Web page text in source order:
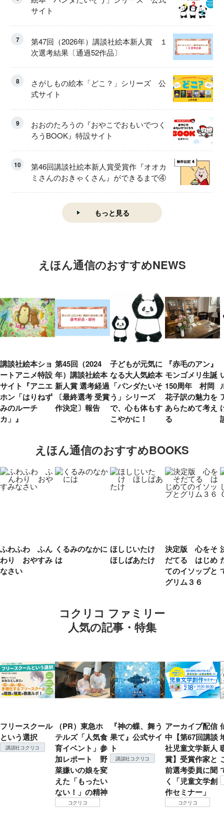
サイト
7
第47回（2026年）講談社絵本新人賞 １
次選考結果〔通過52作品〕
8
さがしもの絵本「どこ？」シリーズ 公
式サイト
9
おおのたろうの『おやこでおもいでつく
ろうBOOK』特設サイト
10
第46回講談社絵本新人賞受賞作『オオカ
ミさんのおきゃくさん』ができるまで④
もっと見る
えほん通信のおすすめNEWS
講談社絵本ショ
ートアニメ特設
サイト『アニエ
ホン「はりねず
みのルーチ
カ」』
第45回（2024
年）講談社絵本
新人賞 選考経過
〔最終選考 受賞
作決定〕報告
子どもが元気に
なる大人気絵本
「パンダたいそ
う」シリーズ
で、心も体もす
こやかに！
『赤毛のアン』
モンゴメリ生誕
150周年 村岡
花子訳の魅力を
あらためて考え
る
えほん通信のおすすめBOOKS
ふわふわ ふん
わり おやすみ
なさい
くるみのなかに
は
ほしじいたけ
ほしばあたけ
決定版 心をそ
だてる はじめ
てのイソップと
グリム３６
コクリコ ファミリー
人気の記事・特集
フリースクール
という選択
講談社コクリコ
（PR）東急ホ
テルズ「人気食
育イベント」参
加レポート 野
菜嫌いの娘を変
えた「もったい
ない！」の精神
コクリコ
『神の蝶、舞う
果て』公式サイ
ト
講談社コクリコ
アーカイブ配信
中【第67回講談
社児童文学新人
賞】受賞作家と
前選考委員に聞
く「児童文学創
作セミナー」
コクリコ